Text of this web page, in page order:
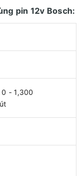
pin 12v Bosch:
- 1,300